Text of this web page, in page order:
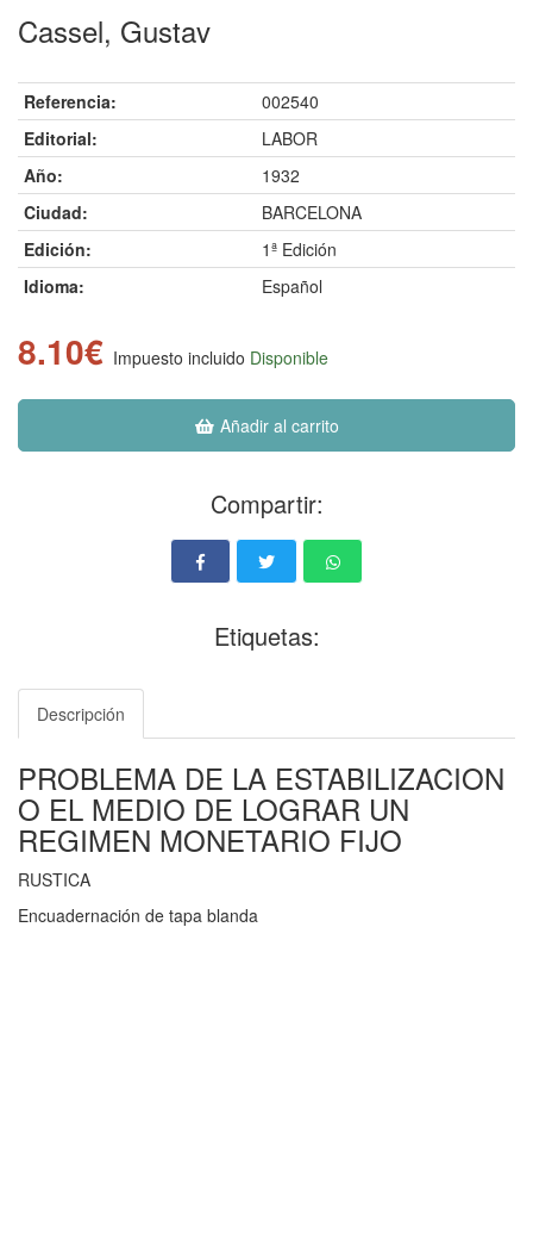
Cassel, Gustav
Referencia:
002540
Editorial:
LABOR
Año:
1932
Ciudad:
BARCELONA
Edición:
1ª Edición
Idioma:
Español
8.10€ Impuesto incluido Disponible
Añadir al carrito
Compartir:
Etiquetas:
Descripción
PROBLEMA DE LA ESTABILIZACION
O EL MEDIO DE LOGRAR UN
REGIMEN MONETARIO FIJO
RUSTICA
Encuadernación de tapa blanda